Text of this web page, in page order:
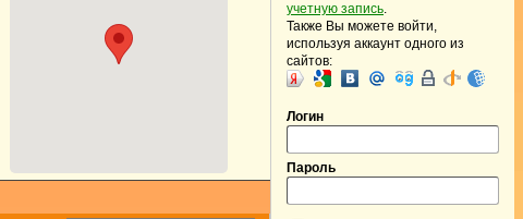
учетную запись.
Также Вы можете войти,
используя аккаунт одного из
сайтов:
Логин
Пароль